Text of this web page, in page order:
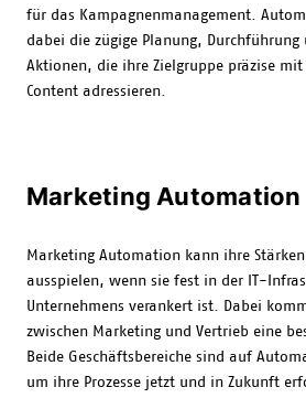
für das Kampagnenmanagement.
dabei die zügige Planung,
Aktionen, die ihre Zielgruppe präzise
Content adressieren.
Marketing Automation
Marketing Automation kann ihre
ausspielen, wenn sie fest in der IT-
Unternehmens verankert ist. Dabei
zwischen Marketing und Vertrieb eine
Beide Geschäftsbereiche sind auf
um ihre Prozesse jetzt und in Zukunft